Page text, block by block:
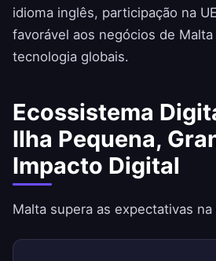
idioma inglês, participação na
favorável aos negócios de
tecnologia globais.
Ecossistema
Ilha Pequena,
Impacto Digital
Malta supera as expectativas